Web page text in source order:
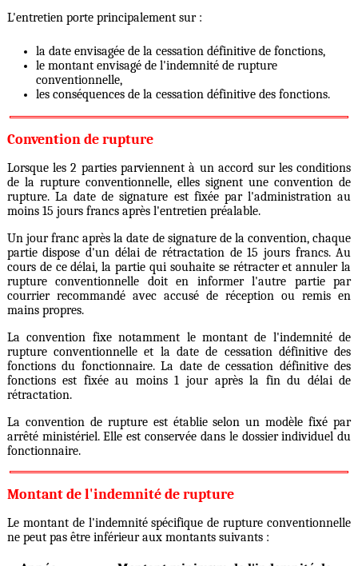
L'entretien porte principalement sur :
la date envisagée de la cessation définitive de fonctions,
le montant envisagé de l'indemnité de rupture
conventionnelle,
les conséquences de la cessation définitive des fonctions.
Convention de rupture
Lorsque les 2 parties parviennent à un accord sur les conditions
de la rupture conventionnelle, elles signent une convention de
rupture. La date de signature est fixée par l'administration au
moins 15 jours francs après l'entretien préalable.
Un jour franc après la date de signature de la convention, chaque
partie dispose d'un délai de rétractation de 15 jours francs. Au
cours de ce délai, la partie qui souhaite se rétracter et annuler la
rupture conventionnelle doit en informer l'autre partie par
courrier recommandé avec accusé de réception ou remis en
mains propres.
La convention fixe notamment le montant de l'indemnité de
rupture conventionnelle et la date de cessation définitive des
fonctions du fonctionnaire. La date de cessation définitive des
fonctions est fixée au moins 1 jour après la fin du délai de
rétractation.
La convention de rupture est établie selon un modèle fixé par
arrêté ministériel. Elle est conservée dans le dossier individuel du
fonctionnaire.
Montant de l'indemnité de rupture
Le montant de l'indemnité spécifique de rupture conventionnelle
ne peut pas être inférieur aux montants suivants :